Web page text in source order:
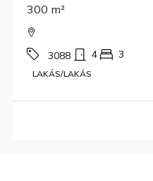
300 m²
3088 4 3
LAKÁS/LAKÁS